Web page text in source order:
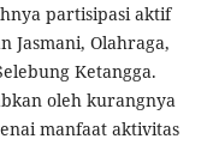
partisipasi aktif
Jasmani, Olahraga,
Ketangga.
oleh kurangnya
manfaat aktivitas